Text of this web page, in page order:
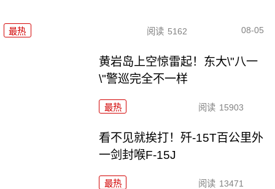
最热 阅读 5162 08-05
黄岩岛上空惊雷起！东大\"八一
\"警巡完全不一样
最热 阅读 15903
看不见就挨打！歼-15T百公里外
一剑封喉F-15J
最热 阅读 13471